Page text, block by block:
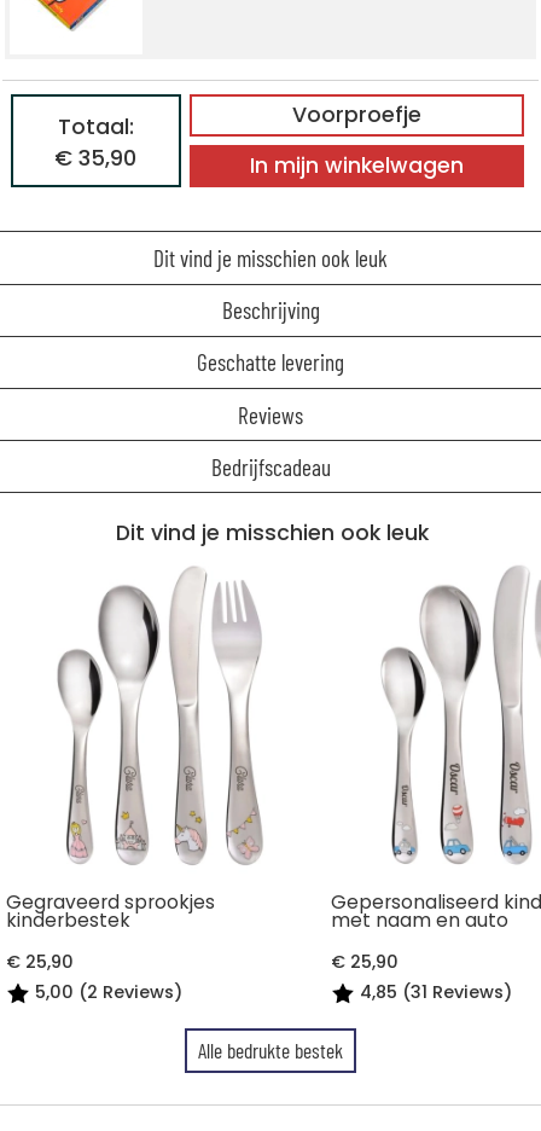
Voorproefje
Totaal:
€ 35,90
In mijn winkelwagen
Dit vind je misschien ook leuk
Beschrijving
Geschatte levering
Reviews
Bedrijfscadeau
Dit vind je misschien ook leuk
Gegraveerd sprookjes
kinderbestek
€ 25,90
5,00 (2 Reviews)
Gepersonaliseerd
met naam en auto
€ 25,90
4,85 (31 Reviews)
Alle bedrukte bestek